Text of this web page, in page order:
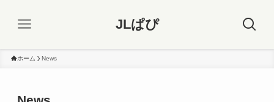
JLぱぴ
ホーム News